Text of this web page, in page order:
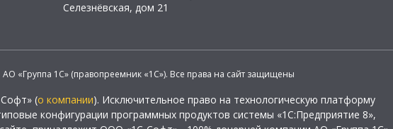
Селезнёвская, дом 21
«Группа 1С» (правопреемник «1С»). Все права на сайт защищены
(о компании). Исключительное право на технологическую платформу
конфигурации программных продуктов системы «1С:Предприятие 8»,